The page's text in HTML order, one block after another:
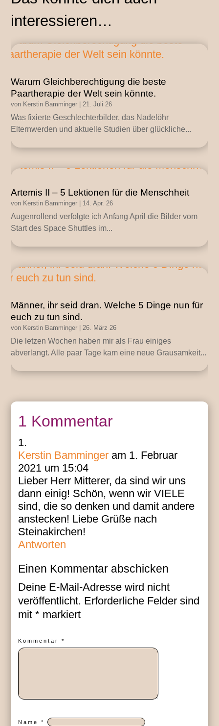
interessieren…
Warum Gleichberechtigung die beste
Paartherapie der Welt sein könnte.
von Kerstin Bamminger |21. Juli 26
Was fixierte Geschlechterbilder, das Nadelöhr
Elternwerden und aktuelle Studien über glückliche...
Artemis II – 5 Lektionen für die Menschheit
von Kerstin Bamminger 14. Apr. 26
Augenrollend verfolgte ich Anfang April die Bilder vom
Start des Space Shuttles im...
Männer, ihr seid dran. Welche 5 Dinge nun für
euch zu tun sind.
von Kerstin Bamminger |26. März 26
Die letzen Wochen haben mir als Frau einiges
abverlangt. Alle paar Tage kam eine neue Grausamkeit...
1 Kommentar
Kerstin Bamminger am 1. Februar
2021 um 15:04
Lieber Herr Mitterer, da sind wir uns
dann einig! Schön, wenn wir VIELE
sind, die so denken und damit andere
anstecken! Liebe Grüße nach
Steinakirchen!
Antworten
Einen Kommentar abschicken
Deine E-Mail-Adresse wird nicht
veröffentlicht. Erforderliche Felder sind
mit* markiert
Kommentar*
Name*